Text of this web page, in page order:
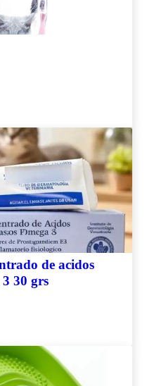
de acidos
3 30 grs